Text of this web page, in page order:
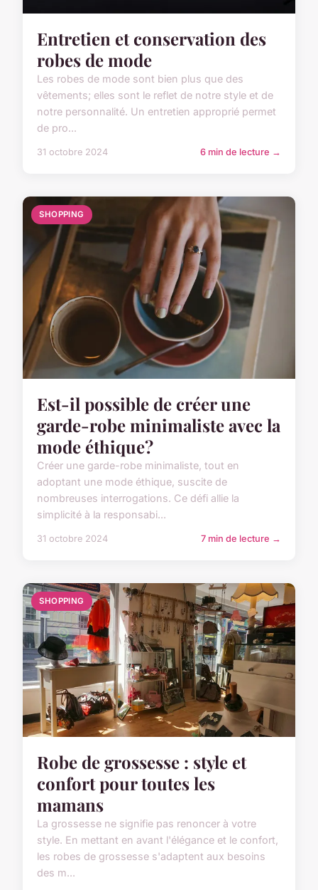
Entretien et conservation des
robes de mode
Les robes de mode sont bien plus que des
vêtements; elles sont le reflet de notre style et de
notre personnalité. Un entretien approprié permet
de pro...
31 octobre 2024 6 min de lecture →
SHOPPING
Est-il possible de créer une
garde-robe minimaliste avec la
mode éthique?
Créer une garde-robe minimaliste, tout en
adoptant une mode éthique, suscite de
nombreuses interrogations. Ce défi allie la
simplicité à la responsabi...
31 octobre 2024 7 min de lecture →
SHOPPING
Robe de grossesse : style et
confort pour toutes les
mamans
La grossesse ne signifie pas renoncer à votre
style. En mettant en avant l'élégance et le confort,
les robes de grossesse s'adaptent aux besoins
des m...